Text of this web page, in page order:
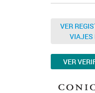
VER
VIAJES
VER